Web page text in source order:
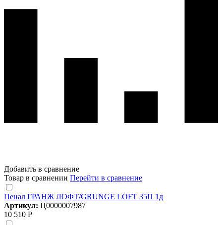
Добавить в сравнение
Товар в сравнении Перейти в сравнение
Пенал ГРАНЖ ЛОФТ/GRUNGE LOFT 35П 1д
Артикул: Ц0000007987
10 510 Р